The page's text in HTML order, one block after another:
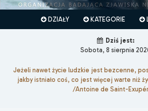
DZIAŁY KATEGORIE
Dziś jest:
Sobota, 8 sierpnia
Jeżeli nawet życie ludzkie jest bezcenne,
jakby istniało coś, co jest więcej warte niż
/Antoine de Saint-